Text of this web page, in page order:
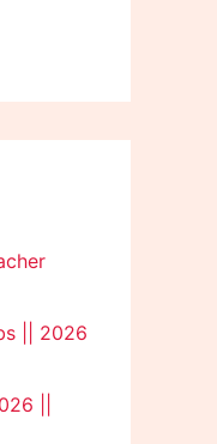
|| 2026
||